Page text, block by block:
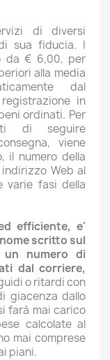
di diversi
sua fiducia. I
da € 6,00, per
alla media
dal
in
ordinati. Per
di seguire
viene
il numero della
Web al
varie fasi della
efficiente, e'
scritto sul
un numero di
dal corriere,
o ritardi con
giacenza dallo
farà mai carico
calcolate al
mai comprese
piani.